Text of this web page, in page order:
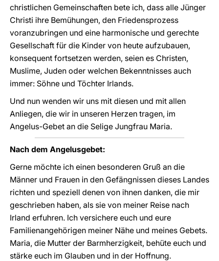
christlichen Gemeinschaften bete ich, dass alle Jünger
Christi ihre Bemühungen, den Friedensprozess
voranzubringen und eine harmonische und gerechte
Gesellschaft für die Kinder von heute aufzubauen,
konsequent fortsetzen werden, seien es Christen,
Muslime, Juden oder welchen Bekenntnisses auch
immer: Söhne und Töchter Irlands.
Und nun wenden wir uns mit diesen und mit allen
Anliegen, die wir in unseren Herzen tragen, im
Angelus-Gebet an die Selige Jungfrau Maria.
Nach dem Angelusgebet:
Gerne möchte ich einen besonderen Gruß an die
Männer und Frauen in den Gefängnissen dieses Landes
richten und speziell denen von ihnen danken, die mir
geschrieben haben, als sie von meiner Reise nach
Irland erfuhren. Ich versichere euch und eure
Familienangehörigen meiner Nähe und meines Gebets.
Maria, die Mutter der Barmherzigkeit, behüte euch und
stärke euch im Glauben und in der Hoffnung.